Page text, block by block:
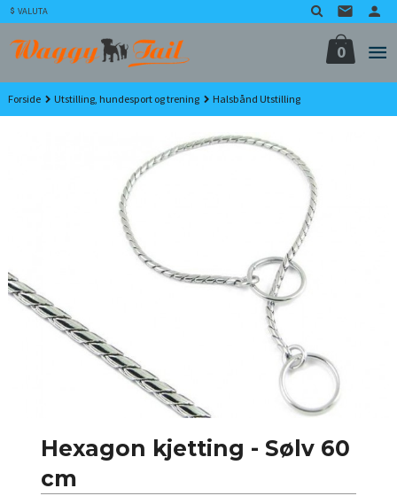
Gå
til
innholdet
VALUTA
0
Forside Utstilling, hundesport og trening Halsbånd Utstilling
Hexagon kjetting - Sølv 60
cm